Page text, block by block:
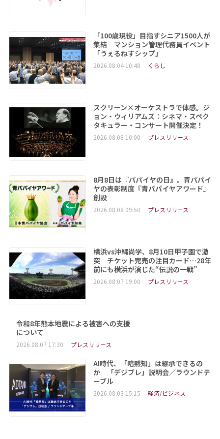
「100歳現役」目指すシニア1500人が
集結 マンション管理代務員イベント
「うぇるねすシップ」
2026.08.04 10:48 くらし
スクリーン×オーケストラで体感。ジ
ョン・ウィリアムズ：シネマ・スペク
タキュラー・コンサート開催決定！
2026.08.08 10:00 プレスリリース
8月8日は『パパイヤの日』。青パパイ
ヤの表彰制度『青パパイヤアワード』
創設
2026.08.08 09:50 プレスリリース
横浜vs沖縄尚学、8月10日甲子園で激
突 チケット完売の注目カード…28年
前にも横浜が演じた“伝説の一戦”
2026.08.07 19:00 プレスリリース
令和8年熊本地震による被害への支援
について
2026.08.07 17:30 プレスリリース
AI時代、「暗黙知」は継承できるの
か 「デジブレ」説明会／ラウンドテ
ーブル
2026.08.03 15:15 経済/ビジネス